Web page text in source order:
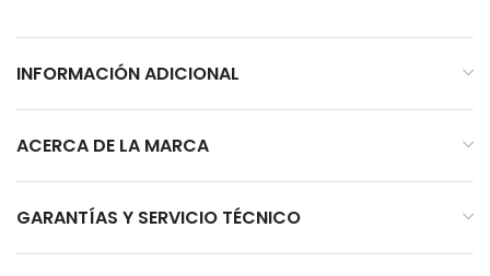
INFORMACIÓN ADICIONAL
ACERCA DE LA MARCA
GARANTÍAS Y SERVICIO TÉCNICO